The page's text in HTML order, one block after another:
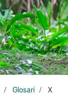
Glosari X